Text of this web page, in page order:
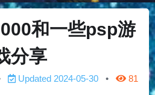
和一些psp游
分享
Updated 2024-05-30 81